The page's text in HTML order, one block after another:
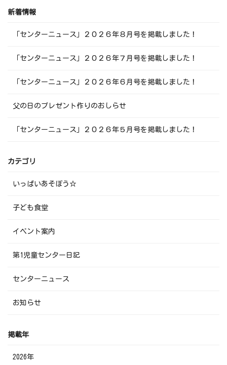
新着情報
「センターニュース」２０２６年８月号を掲載しました！
「センターニュース」２０２６年７月号を掲載しました！
「センターニュース」２０２６年６月号を掲載しました！
父の日のプレゼント作りのおしらせ
「センターニュース」２０２６年５月号を掲載しました！
カテゴリ
いっぱいあそぼう☆
子ども食堂
イベント案内
第1児童センター日記
センターニュース
お知らせ
掲載年
2026年